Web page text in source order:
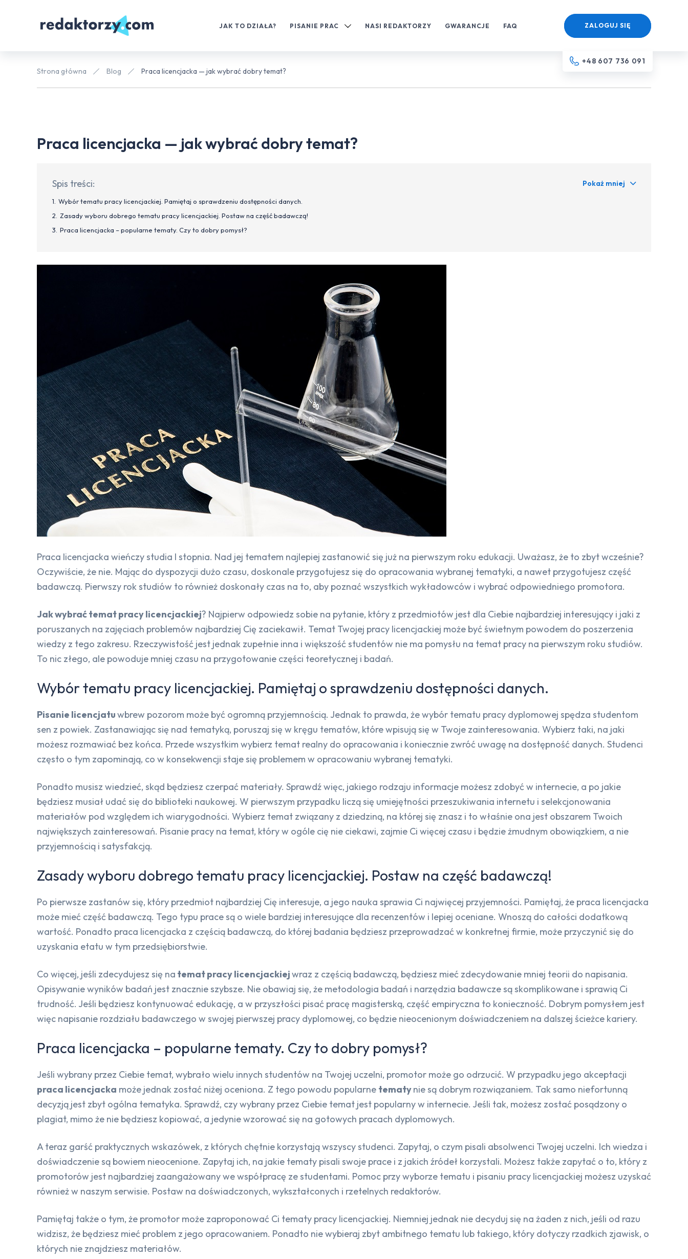
JAK TO DZIAŁA? PISANIE PRAC NASI REDAKTORZY GWARANCJE FAQ
+48 607 736 091
ZALOGUJ SIĘ
Strona główna Blog Praca licencjacka — jak wybrać dobry temat?
Praca licencjacka — jak wybrać dobry temat?
Spis treści: Pokaż mniej
Wybór tematu pracy licencjackiej. Pamiętaj o sprawdzeniu dostępności danych.
Zasady wyboru dobrego tematu pracy licencjackiej. Postaw na część badawczą!
Praca licencjacka – popularne tematy. Czy to dobry pomysł?
Praca licencjacka wieńczy studia I stopnia. Nad jej tematem najlepiej zastanowić się już na pierwszym roku edukacji. Uważasz, że to zbyt wcześnie?
Oczywiście, że nie. Mając do dyspozycji dużo czasu, doskonale przygotujesz się do opracowania wybranej tematyki, a nawet przygotujesz część
badawczą. Pierwszy rok studiów to również doskonały czas na to, aby poznać wszystkich wykładowców i wybrać odpowiedniego promotora.
Jak wybrać temat pracy licencjackiej? Najpierw odpowiedz sobie na pytanie, który z przedmiotów jest dla Ciebie najbardziej interesujący i jaki z
poruszanych na zajęciach problemów najbardziej Cię zaciekawił. Temat Twojej pracy licencjackiej może być świetnym powodem do poszerzenia
wiedzy z tego zakresu. Rzeczywistość jest jednak zupełnie inna i większość studentów nie ma pomysłu na temat pracy na pierwszym roku studiów.
To nic złego, ale powoduje mniej czasu na przygotowanie części teoretycznej i badań.
Wybór tematu pracy licencjackiej. Pamiętaj o sprawdzeniu dostępności danych.
Pisanie licencjatuwbrew pozorom może być ogromną przyjemnością. Jednak to prawda, że wybór tematu pracy dyplomowej spędza studentom
sen z powiek. Zastanawiając się nad tematyką, poruszaj się w kręgu tematów, które wpisują się w Twoje zainteresowania. Wybierz taki, na jaki
możesz rozmawiać bez końca. Przede wszystkim wybierz temat realny do opracowania i koniecznie zwróć uwagę na dostępność danych. Studenci
często o tym zapominają, co w konsekwencji staje się problemem w opracowaniu wybranej tematyki.
Ponadto musisz wiedzieć, skąd będziesz czerpać materiały. Sprawdź więc, jakiego rodzaju informacje możesz zdobyć w internecie, a po jakie
będziesz musiał udać się do biblioteki naukowej. W pierwszym przypadku liczą się umiejętności przeszukiwania internetu i selekcjonowania
materiałów pod względem ich wiarygodności. Wybierz temat związany z dziedziną, na której się znasz i to właśnie ona jest obszarem Twoich
największych zainteresowań. Pisanie pracy na temat, który w ogóle cię nie ciekawi, zajmie Ci więcej czasu i będzie żmudnym obowiązkiem, a nie
przyjemnością i satysfakcją.
Zasady wyboru dobrego tematu pracy licencjackiej. Postaw na część badawczą!
Po pierwsze zastanów się, który przedmiot najbardziej Cię interesuje, a jego nauka sprawia Ci najwięcej przyjemności. Pamiętaj, że praca licencjacka
może mieć część badawczą. Tego typu prace są o wiele bardziej interesujące dla recenzentów i lepiej oceniane. Wnoszą do całości dodatkową
wartość. Ponadto praca licencjacka z częścią badawczą, do której badania będziesz przeprowadzać w konkretnej firmie, może przyczynić się do
uzyskania etatu w tym przedsiębiorstwie.
Co więcej, jeśli zdecydujesz się na temat pracy licencjackiejwraz z częścią badawczą, będziesz mieć zdecydowanie mniej teorii do napisania.
Opisywanie wyników badań jest znacznie szybsze. Nie obawiaj się, że metodologia badań i narzędzia badawcze są skomplikowane i sprawią Ci
trudność. Jeśli będziesz kontynuować edukację, a w przyszłości pisać pracę magisterską, część empiryczna to konieczność. Dobrym pomysłem jest
więc napisanie rozdziału badawczego w swojej pierwszej pracy dyplomowej, co będzie nieocenionym doświadczeniem na dalszej ścieżce kariery.
Praca licencjacka – popularne tematy. Czy to dobry pomysł?
Jeśli wybrany przez Ciebie temat, wybrało wielu innych studentów na Twojej uczelni, promotor może go odrzucić. W przypadku jego akceptacji
praca licencjacka może jednak zostać niżej oceniona. Z tego powodu popularne tematynie są dobrym rozwiązaniem. Tak samo niefortunną
decyzją jest zbyt ogólna tematyka. Sprawdź, czy wybrany przez Ciebie temat jest popularny w internecie. Jeśli tak, możesz zostać posądzony o
plagiat, mimo że nie będziesz kopiować, a jedynie wzorować się na gotowych pracach dyplomowych.
A teraz garść praktycznych wskazówek, z których chętnie korzystają wszyscy studenci. Zapytaj, o czym pisali absolwenci Twojej uczelni. Ich wiedza i
doświadczenie są bowiem nieocenione. Zapytaj ich, na jakie tematy pisali swoje prace i z jakich źródeł korzystali. Możesz także zapytać o to, który z
promotorów jest najbardziej zaangażowany we współpracę ze studentami. Pomoc przy wyborze tematu i pisaniu pracy licencjackiej możesz uzyskać
również w naszym serwisie. Postaw na doświadczonych, wykształconych i rzetelnych redaktorów.
Pamiętaj także o tym, że promotor może zaproponować Ci tematy pracy licencjackiej. Niemniej jednak nie decyduj się na żaden z nich, jeśli od razu
widzisz, że będziesz mieć problem z jego opracowaniem. Ponadto nie wybieraj zbyt ambitnego tematu lub takiego, który dotyczy rzadkich zjawisk, o
których nie znajdziesz materiałów.